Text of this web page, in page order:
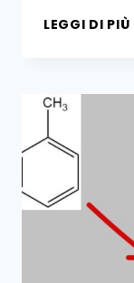
LEGGI DI PIÙ